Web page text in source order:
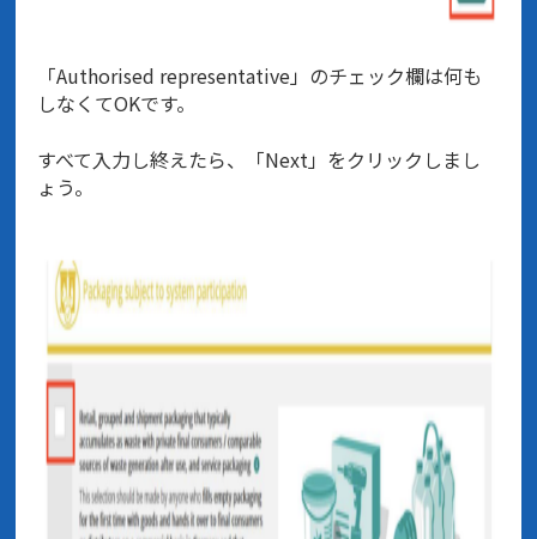
「Authorised representative」のチェック欄は何も
しなくてOKです。
すべて入力し終えたら、「Next」をクリックしまし
ょう。